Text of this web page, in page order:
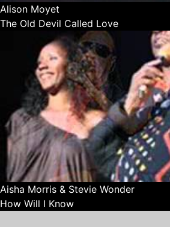
Alison Moyet
The Old Devil Called Love
Aisha Morris & Stevie Wonder
How Will I Know